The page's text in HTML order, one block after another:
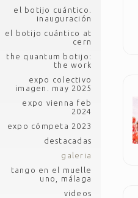
el botijo cuántico.
inauguración
el botijo cuántico at
cern
the quantum botijo:
the work
expo colectivo
imagen. may 2025
expo vienna feb
2024
expo cómpeta 2023
destacadas
galeria
tango en el muelle
uno, málaga
videos